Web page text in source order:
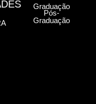
Graduação
Pós-
Graduação